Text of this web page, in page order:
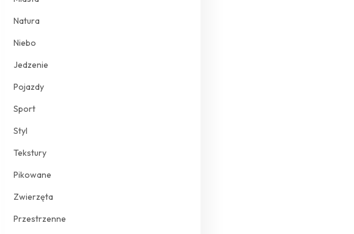
Natura
Niebo
Jedzenie
Pojazdy
Sport
Styl
Tekstury
Pikowane
Zwierzęta
Przestrzenne